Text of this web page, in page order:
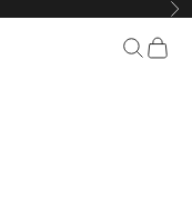
ÅbnÅbn